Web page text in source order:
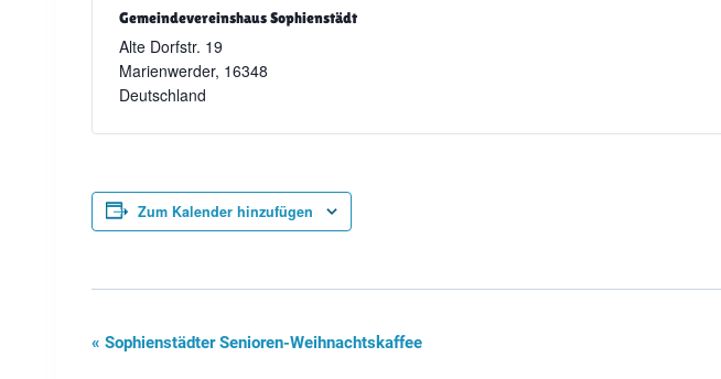
Gemeindevereinshaus Sophienstädt
Alte Dorfstr. 19
Marienwerder, 16348
Deutschland
Zum Kalender hinzufügen
Veranstaltung-
« Sophienstädter Senioren-Weihnachtskaffee